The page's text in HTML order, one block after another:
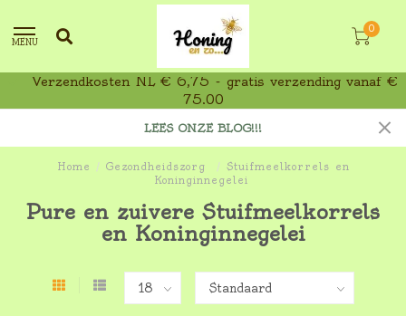
MENU
0
Verzendkosten NL € 6,75 - gratis verzending vanaf €
75,00
LEES ONZE BLOG!!!
Home / Gezondheidszorg / Stuifmeelkorrels en
Koninginnegelei
Pure en zuivere Stuifmeelkorrels
en Koninginnegelei